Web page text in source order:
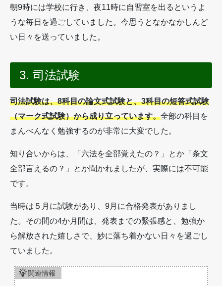
朝9時には学校に行き、夜11時に自習室を出るというよ
うな毎日を過ごしていました。今思うとなかなかしんど
い日々を送っていました。
3. 司法試験
司法試験は、8科目の論文式試験と、3科目の短答式試験
（マーク式試験）から成り立っています。全部の科目を
まんべんなく勉強するのが非常に大変でした。
知り合いからは、「六法を全部覚えたの？」とか「条文
全部言えるの？」とか聞かれましたが、実際には不可能
です。
当時は５月に試験があり、9月に合格発表がありまし
た。その間の4か月間は、発表までの緊張感と、勉強か
ら解放された嬉しさで、妙に落ち着かない日々を過ごし
ていました。
関連情報